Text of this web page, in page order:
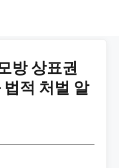
방 상표권
적 처벌 알